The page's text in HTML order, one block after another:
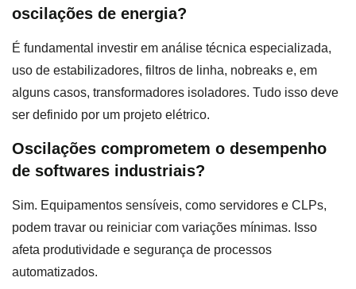
oscilações de energia?
É fundamental investir em análise técnica especializada,
uso de estabilizadores, filtros de linha, nobreaks e, em
alguns casos, transformadores isoladores. Tudo isso deve
ser definido por um projeto elétrico.
Oscilações comprometem o desempenho
de softwares industriais?
Sim. Equipamentos sensíveis, como servidores e CLPs,
podem travar ou reiniciar com variações mínimas. Isso
afeta produtividade e segurança de processos
automatizados.